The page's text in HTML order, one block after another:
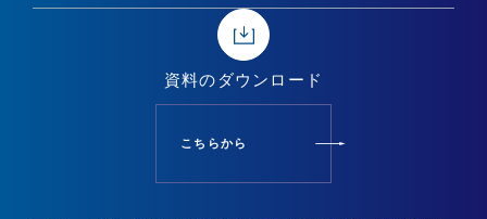
資料の ダウンロード
こちらから